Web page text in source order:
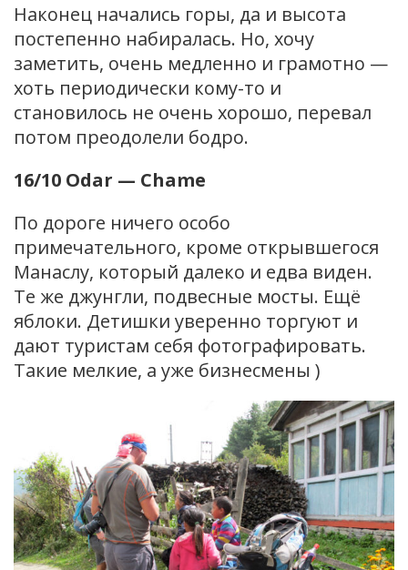
Наконец начались горы, да и высота
постепенно набиралась. Но, хочу
заметить, очень медленно и грамотно —
хоть периодически кому-то и
становилось не очень хорошо, перевал
потом преодолели бодро.
16/10 Odar — Chame
По дороге ничего особо
примечательного, кроме открывшегося
Манаслу, который далеко и едва виден.
Те же джунгли, подвесные мосты. Ещё
яблоки. Детишки уверенно торгуют и
дают туристам себя фотографировать.
Такие мелкие, а уже бизнесмены )